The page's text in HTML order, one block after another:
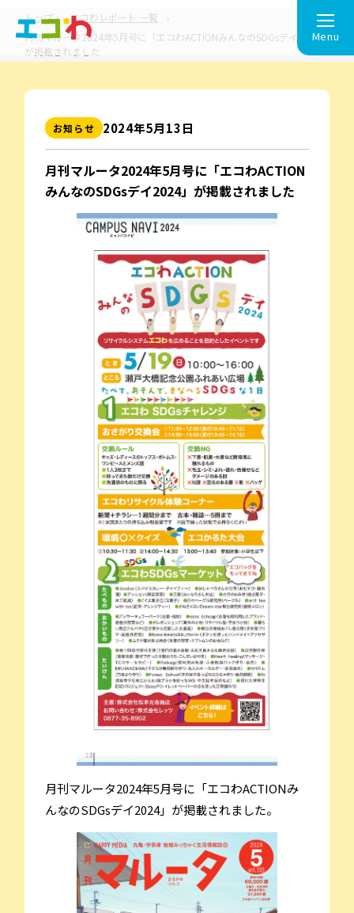
Menu
トップ
エコわレポート 一覧
月刊マルータ2024年5月号に「エコわACTIONみんなのSDGsデイ2024」
が掲載されました
お知らせ 2024年5⽉13⽇
月刊マルータ2024年5月号に「エコわACTION
みんなのSDGsデイ2024」が掲載されました
月刊マルータ2024年5月号に「エコわACTIONみ
んなのSDGsデイ2024」が掲載されました。